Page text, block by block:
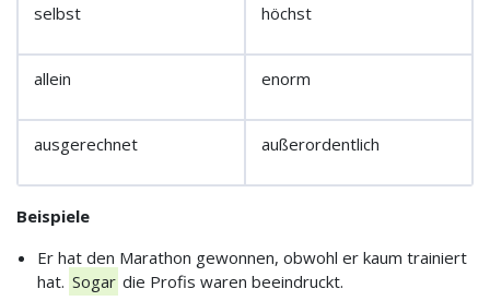
selbst höchst
allein enorm
ausgerechnet außerordentlich
Beispiele
Er hat den Marathon gewonnen, obwohl er kaum trainiert
hat. Sogar die Profis waren beeindruckt.